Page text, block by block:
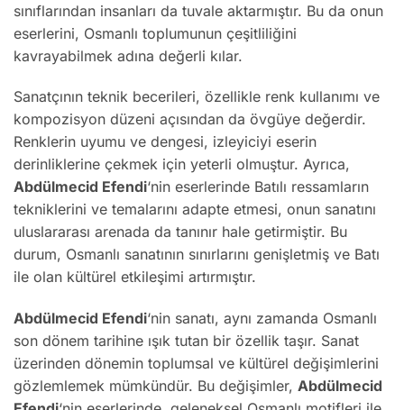
sınıflarından insanları da tuvale aktarmıştır. Bu da onun
eserlerini, Osmanlı toplumunun çeşitliliğini
kavrayabilmek adına değerli kılar.
Sanatçının teknik becerileri, özellikle renk kullanımı ve
kompozisyon düzeni açısından da övgüye değerdir.
Renklerin uyumu ve dengesi, izleyiciyi eserin
derinliklerine çekmek için yeterli olmuştur. Ayrıca,
Abdülmecid Efendi‘nin eserlerinde Batılı ressamların
tekniklerini ve temalarını adapte etmesi, onun sanatını
uluslararası arenada da tanınır hale getirmiştir. Bu
durum, Osmanlı sanatının sınırlarını genişletmiş ve Batı
ile olan kültürel etkileşimi artırmıştır.
Abdülmecid Efendi‘nin sanatı, aynı zamanda Osmanlı
son dönem tarihine ışık tutan bir özellik taşır. Sanat
üzerinden dönemin toplumsal ve kültürel değişimlerini
gözlemlemek mümkündür. Bu değişimler, Abdülmecid